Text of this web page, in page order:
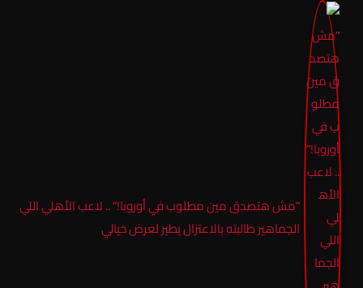
​”مش هتصدق مين مطلوب في أوروبا!” .. لاعب الأهلي اللي
الجماهير طالبته بالاعتزال يطير لعرض خيالي